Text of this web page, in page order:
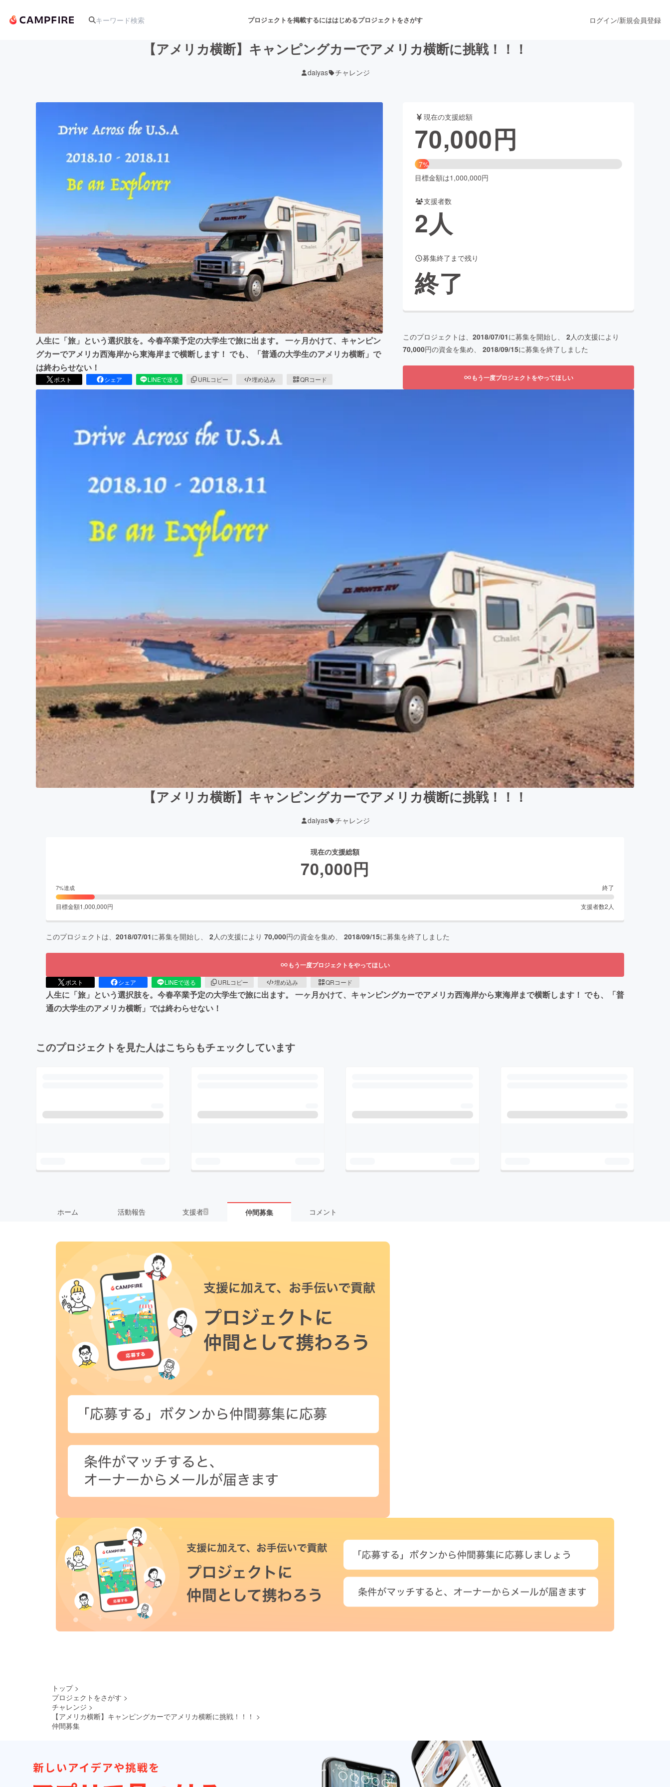
プロジェクトを掲載するにははじめるプロジェクトをさがす
アート・写真 舞台・パフォーマンス
テクノロジー・ガジェット ファッション
映像・映画
チャレンジ ビューティー・ヘルスケア
まちづくり・地域活性化
CAMPFIRE for Social Good CAMPFIRE Creation
CAMPFIREふるさと納税machi-yaコミュニティ
ログイン/新規会員登録
【アメリカ横断】キャンピングカーでアメリカ横断に挑戦！！！
daiyas チャレンジ
人生に「旅」という選択肢を。今春卒業予定の大学生で旅に出ます。 一ヶ月かけて、キャンピン
グカーでアメリカ西海岸から東海岸まで横断します！ でも、「普通の大学生のアメリカ横断」で
は終わらせない！
ポスト シェア LINEで送る URLコピー 埋め込み QRコード
現在の支援総額
70,000円
7%
目標金額は1,000,000円
支援者数
2人
募集終了まで残り
終了
このプロジェクトは、 2018/07/01に募集を開始し、 2人の支援により
70,000円の資金を集め、 2018/09/15に募集を終了しました
もう一度プロジェクトをやってほしい
【アメリカ横断】キャンピングカーでアメリカ横断に挑戦！！！
daiyas チャレンジ
現在の支援総額
70,000円
7%達成 終了
目標金額1,000,000円 支援者数2 人
このプロジェクトは、 2018/07/01に募集を開始し、 2人の支援により 70,000円の資金を集め、 2018/09/15に募集を終了しました
もう一度プロジェクトをやってほしい
ポスト シェア LINEで送る URLコピー 埋め込み QRコード
人生に「旅」という選択肢を。今春卒業予定の大学生で旅に出ます。 一ヶ月かけて、キャンピングカーでアメリカ西海岸から東海岸まで横断します！ でも、「普
通の大学生のアメリカ横断」では終わらせない！
このプロジェクトを見た人はこちらもチェックしています
ホーム 活動報告 支援者2 仲間募集 コメント
トップ >
プロジェクトをさがす >
チャレンジ >
【アメリカ横断】キャンピングカーでアメリカ横断に挑戦！！！ >
仲間募集